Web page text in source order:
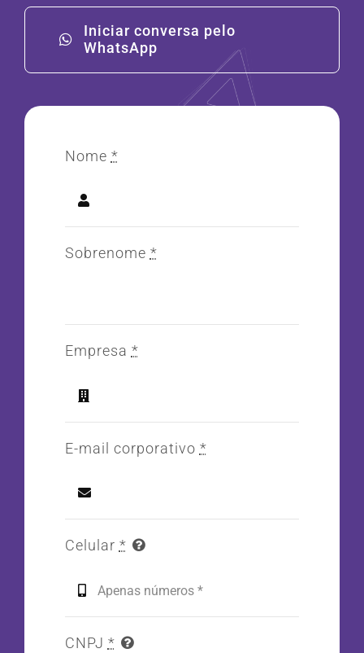
Iniciar conversa pelo
WhatsApp
Nome *
Sobrenome *
Empresa *
E-mail corporativo *
Celular *
CNPJ *